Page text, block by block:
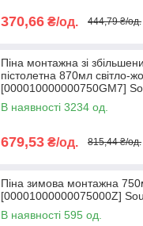
370,66 ₴/од. 444,79 ₴/од.
Піна монтажна зі
пістолетна 870мл світло-
[000010000000750GM7]
Soudal
В наявності 3234 од.
679,53 ₴/од. 815,44 ₴/од.
Піна зимова монтажна
[00001000000075000Z]
В наявності 595 од.